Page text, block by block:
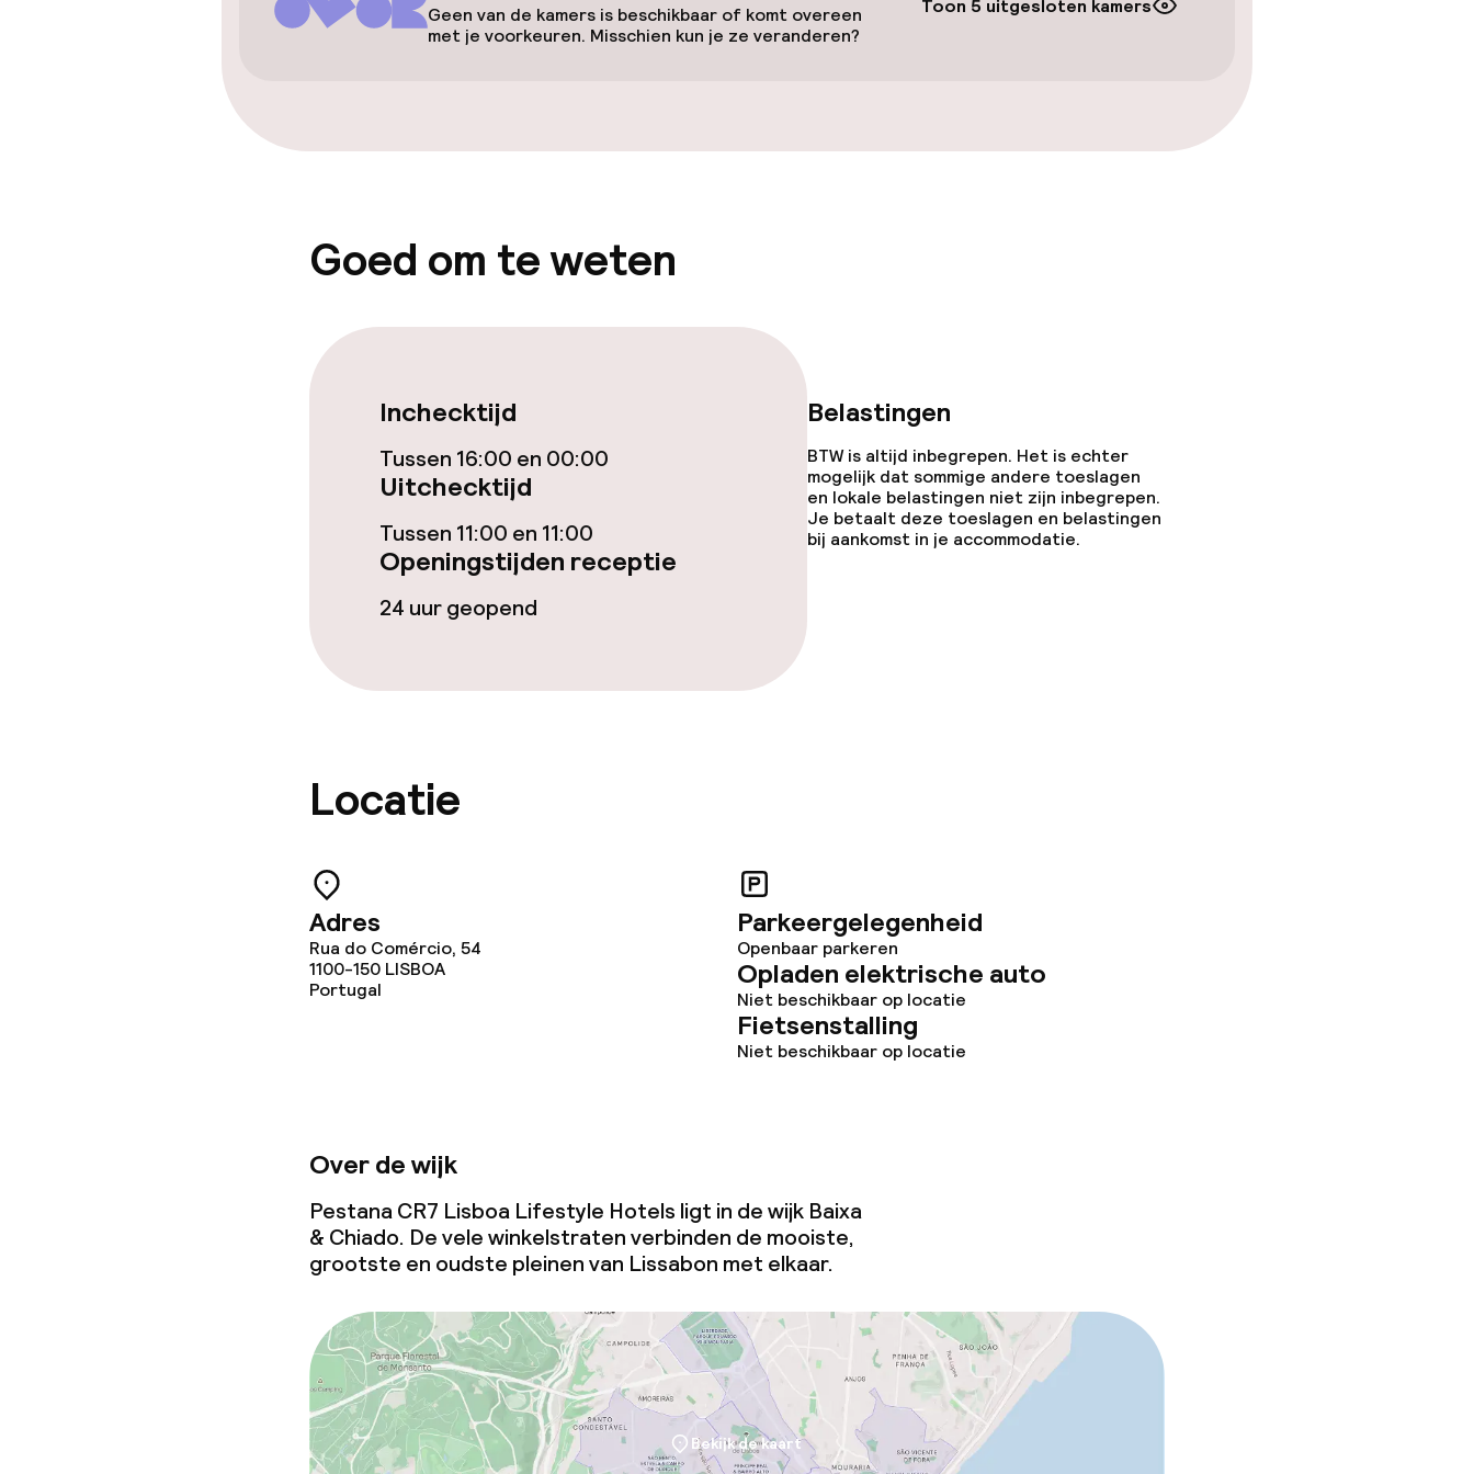
Gratis wifi
Restaurant
Schoonmaakvoorzieningen
Beleid
Geen van de kamers is beschikbaar of komt overeen
met je voorkeuren. Misschien kun je ze veranderen?
Toon 5 uitgesloten kamers
Goed om te weten
Inchecktijd
Tussen 16:00 en 00:00
Uitchecktijd
Tussen 11:00 en 11:00
Openingstijden receptie
24 uur geopend
Belastingen
BTW is altijd inbegrepen. Het is echter
mogelijk dat sommige andere toeslagen
en lokale belastingen niet zijn inbegrepen.
Je betaalt deze toeslagen en belastingen
bij aankomst in je accommodatie.
Locatie
Adres
Rua do Comércio, 54
1100-150 LISBOA
Portugal
Parkeergelegenheid
Openbaar parkeren
Opladen elektrische auto
Niet beschikbaar op locatie
Fietsenstalling
Niet beschikbaar op locatie
Over de wijk
Pestana CR7 Lisboa Lifestyle Hotels ligt in de wijk Baixa
& Chiado. De vele winkelstraten verbinden de mooiste,
grootste en oudste pleinen van Lissabon met elkaar.
Bekijk de kaart